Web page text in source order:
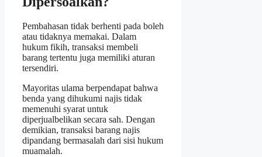
Pembahasan tidak berhenti pada boleh
atau tidaknya memakai. Dalam
hukum fikih, transaksi membeli
barang tertentu juga memiliki aturan
tersendiri.
Mayoritas ulama berpendapat bahwa
benda yang dihukumi najis tidak
memenuhi syarat untuk
diperjualbelikan secara sah. Dengan
demikian, transaksi barang najis
dipandang bermasalah dari sisi hukum
muamalah.